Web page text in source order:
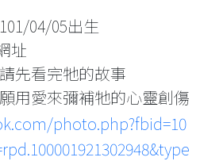
04/05出生
址
先看完牠的故事
用愛來彌補牠的心靈創傷
photo.php?fbid=10